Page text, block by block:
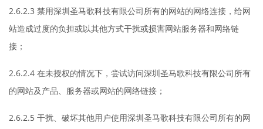
2.6.2.3 禁用深圳圣马歌科技有限公司所有的网站的网络连接，给网
站造成过度的负担或以其他方式干扰或损害网站服务器和网络链
接；
2.6.2.4 在未授权的情况下，尝试访问深圳圣马歌科技有限公司所有
的网站及产品、服务器或网站的网络链接；
2.6.2.5 干扰、破坏其他用户使用深圳圣马歌科技有限公司所有的网